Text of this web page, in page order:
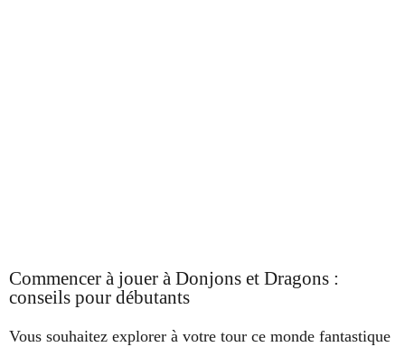
Commencer à jouer à Donjons et Dragons :
conseils pour débutants
Vous souhaitez explorer à votre tour ce monde fantastique